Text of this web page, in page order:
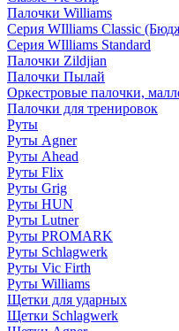
Палочки Williams
Серия WIlliams Classic
Серия WIlliams Standard
Палочки Zildjian
Палочки Пылай
Оркестровые палочки,
Палочки для тренировок
Руты
Руты Agner
Руты Ahead
Руты Flix
Руты Grig
Руты HUN
Руты Lutner
Руты PROMARK
Руты Schlagwerk
Руты Vic Firth
Руты Williams
Щетки для ударных
Щетки Schlagwerk